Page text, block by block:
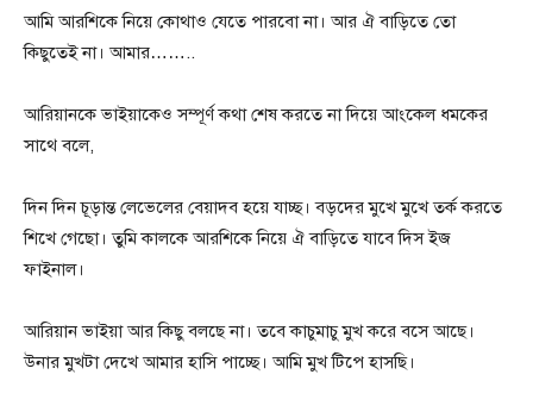
আমি আরশিকে নিয়ে কোথাও যেতে পারবো না। আর ঐ বাড়িতে তো
কিছুতেই না। আমার……..
আরিয়ানকে ভাইয়াকেও সম্পূর্ণ কথা শেষ করতে না দিয়ে আংকেল ধমকের
সাথে বলে,
দিন দিন চূড়ান্ত লেভেলের বেয়াদব হয়ে যাচ্ছ। বড়দের মুখে মুখে তর্ক করতে
শিখে গেছো। তুমি কালকে আরশিকে নিয়ে ঐ বাড়িতে যাবে দিস ইজ
ফাইনাল।
আরিয়ান ভাইয়া আর কিছু বলছে না। তবে কাচুমাচু মুখ করে বসে আছে।
উনার মুখটা দেখে আমার হাসি পাচ্ছে। আমি মুখ টিপে হাসছি।